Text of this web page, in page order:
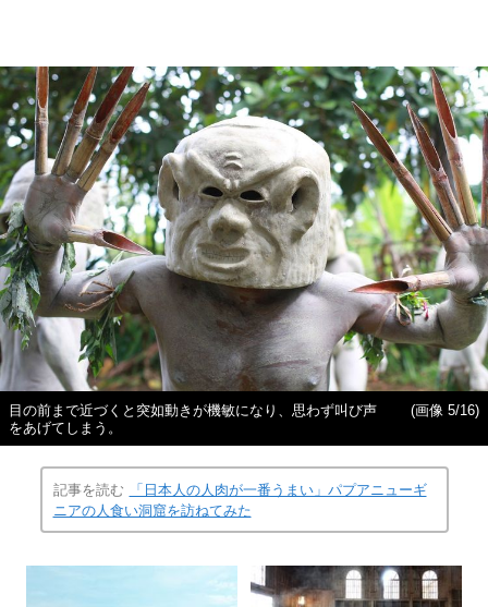
目の前まで近づくと突如動きが機敏になり、思わず叫び声
をあげてしまう。
(画像 5/16)
記事を読む
「日本人の人肉が一番うまい」パプアニューギ
ニアの人食い洞窟を訪ねてみた